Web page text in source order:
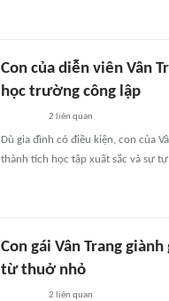
Con của diễn viên Vân
học trường công lập
2 liên quan
Dù gia đình có điều kiện, con của
thành tích học tập xuất sắc và sự
Con gái Vân Trang
từ thuở nhỏ
2 liên quan